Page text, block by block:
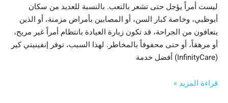
ليست أمراً يؤجل حتى تشعر بالتعب. بالنسبة للعديد من سكان
أبوظبي، وخاصة كبار السن، أو المصابين بأمراض مزمنة، أو الذين
يتعافون من الجراحة، قد تكون زيارة العيادة بانتظام أمراً غير مريح،
أو مرهقاً، أو حتى محفوفاً بالمخاطر. لهذا السبب، توفر إنفينيتي كير
(InfinityCare) أفضل خدمة
قراءة المزيد »